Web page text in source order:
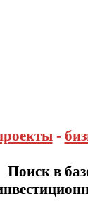
-
Поиск в